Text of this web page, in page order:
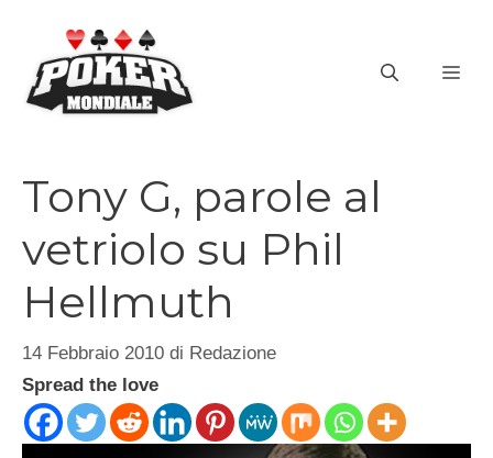
contenuto
Tony G, parole al
vetriolo su Phil
Hellmuth
14 Febbraio 2010 di Redazione
Spread the love